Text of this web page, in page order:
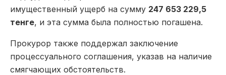
имущественный ущерб на сумму 247 653 229,5
тенге, и эта сумма была полностью погашена.
Прокурор также поддержал заключение
процессуального соглашения, указав на наличие
смягчающих обстоятельств.